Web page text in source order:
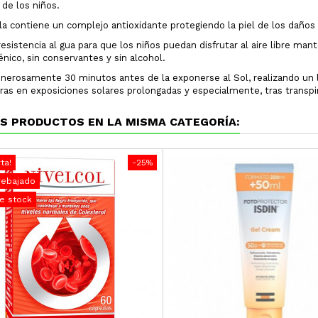
los niños.
contiene un complejo antioxidante protegiendo la piel de los
al gua para que los niños puedan disfrutar al aire libre
sin conservantes y sin alcohol.
30 minutos antes de la exponerse al Sol, realizando
en exposiciones solares prolongadas y especialmente, tras
PRODUCTOS EN LA MISMA CATEGORÍA:
-25%
stock